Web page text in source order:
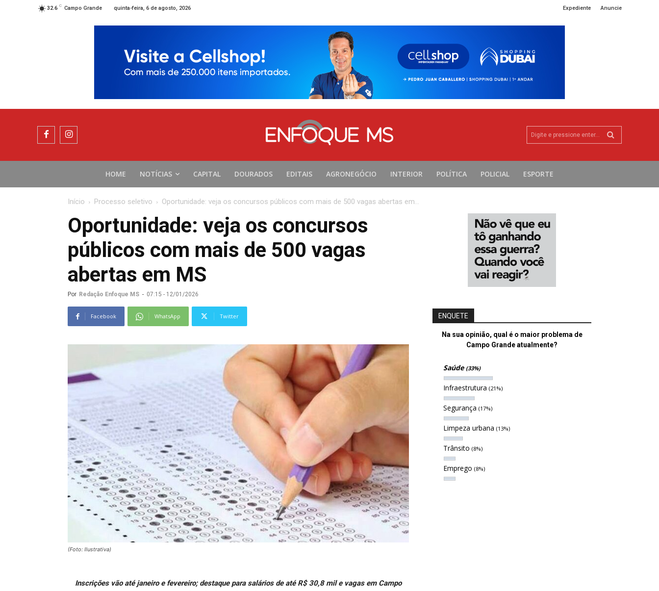
32.6 C Campo Grande quinta-feira, 6 de agosto, 2026 Expediente Anuncie
Digite e pressione enter...
HOME NOTÍCIAS CAPITAL DOURADOS EDITAIS AGRONEGÓCIO INTERIOR POLÍTICA POLICIAL ESPORTE
Início Processo seletivo Oportunidade: veja os concursos públicos com mais de 500 vagas abertas em...
Oportunidade: veja os concursos
públicos com mais de 500 vagas
abertas em MS
Por Redação Enfoque MS - 07:15 - 12/01/2026
Facebook WhatsApp Twitter
(Foto: Ilustrativa)
Inscrições vão até janeiro e fevereiro; destaque para salários de até R$ 30,8 mil e vagas em Campo
ENQUETE
Na sua opinião, qual é o maior problema de
Campo Grande atualmente?
Saúde (33%)
Infraestrutura (21%)
Segurança (17%)
Limpeza urbana (13%)
Trânsito (8%)
Emprego (8%)